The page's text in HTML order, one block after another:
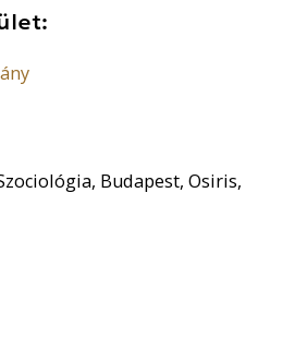
Budapest, Osiris,